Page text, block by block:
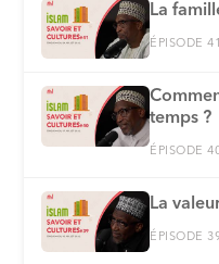
La
ÉPISODE 41
temps ?
ÉPISODE
La
ÉPISODE